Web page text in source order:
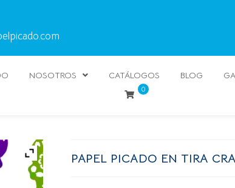
NOSOTROS CATÁLOGOS BLOG
0
PAPEL PICADO EN TIRA